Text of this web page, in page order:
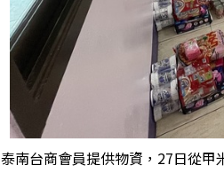
泰南台商會員提供物資，27日從甲